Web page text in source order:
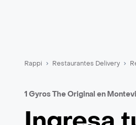
Rappi Restaurantes Delivery
1 Gyros The Original en